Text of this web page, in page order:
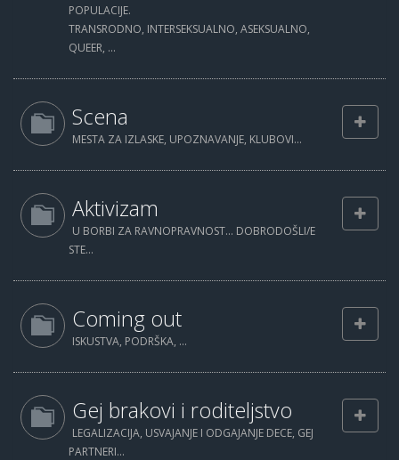
POPULACIJE.
TRANSRODNO, INTERSEKSUALNO, ASEKSUALNO,
QUEER, ...
Scena
MESTA ZA IZLASKE, UPOZNAVANJE, KLUBOVI...
Aktivizam
U BORBI ZA RAVNOPRAVNOST... DOBRODOŠLI/E
STE...
Coming out
ISKUSTVA, PODRŠKA, ...
Gej brakovi i roditeljstvo
LEGALIZACIJA, USVAJANJE I ODGAJANJE DECE, GEJ
PARTNERI...